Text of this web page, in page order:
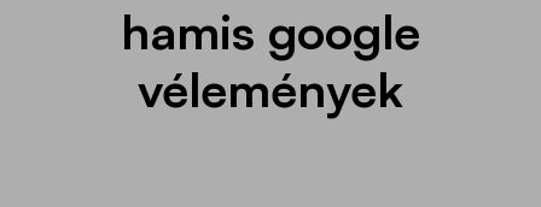
hamis google
vélemények